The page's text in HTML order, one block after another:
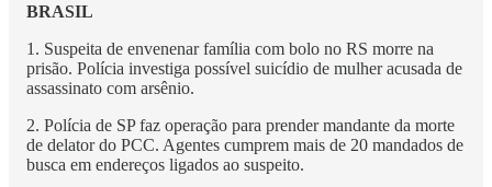
BRASIL
1. Suspeita de envenenar família com bolo no RS morre na
prisão. Polícia investiga possível suicídio de mulher acusada de
assassinato com arsênio.
2. Polícia de SP faz operação para prender mandante da morte
de delator do PCC. Agentes cumprem mais de 20 mandados de
busca em endereços ligados ao suspeito.